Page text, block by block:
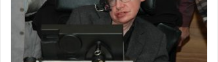
לפתור